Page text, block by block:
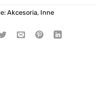
Akcesoria, Inne